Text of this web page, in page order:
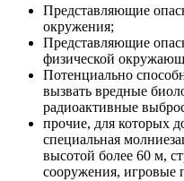
Представляющие
окружения;
Представляющие
физической
Потенциально
вызвать вредные
радиоактивные
прочие, для которых
специальная
высотой более 60 м,
сооружения, игровые